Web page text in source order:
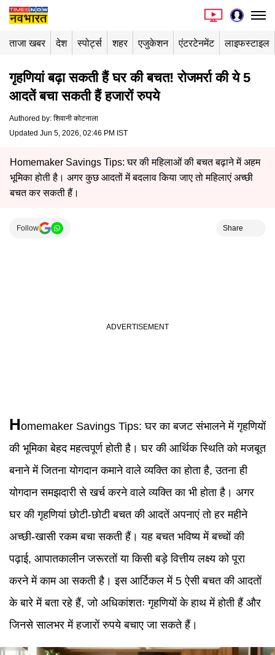
ताजा खबर देश स्पोर्ट्स शहर एजुकेशन एंटरटेनमेंट लाइफस्टाइल
गृहणियां बढ़ा सकती हैं घर की बचत! रोजमर्रा की ये 5
आदतें बचा सकती हैं हजारों रुपये
Authored by: शिवानी कोटनाला
Updated Jun 5, 2026, 02:46 PM IST
Homemaker Savings Tips: घर की महिलाओं की बचत बढ़ाने में अहम
भूमिका होती है। अगर कुछ आदतों में बदलाव किया जाए तो महिलाएं अच्छी
बचत कर सकती हैं।
Follow Share
Homemaker Savings Tips: घर का बजट संभालने में गृहणियों
की भूमिका बेहद महत्वपूर्ण होती है। घर की आर्थिक स्थिति को मजबूत
बनाने में जितना योगदान कमाने वाले व्यक्ति का होता है, उतना ही
योगदान समझदारी से खर्च करने वाले व्यक्ति का भी होता है। अगर
घर की गृहणियां छोटी-छोटी बचत की आदतें अपनाएं तो हर महीने
अच्छी-खासी रकम बचा सकती हैं। यह बचत भविष्य में बच्चों की
पढ़ाई, आपातकालीन जरूरतों या किसी बड़े वित्तीय लक्ष्य को पूरा
करने में काम आ सकती है। इस आर्टिकल में 5 ऐसी बचत की आदतों
के बारे में बता रहे हैं, जो अधिकांशतः गृहणियों के हाथ में होती हैं और
जिनसे सालभर में हजारों रुपये बचाए जा सकते हैं।